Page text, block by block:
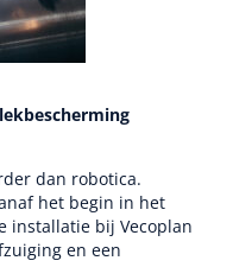
dan robotica.
het begin in het
installatie bij Vecoplan
en een